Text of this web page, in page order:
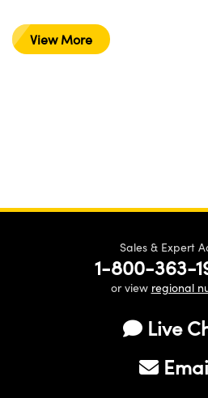
View More
Sales & Expert
1-800-363-
or view regional
Live